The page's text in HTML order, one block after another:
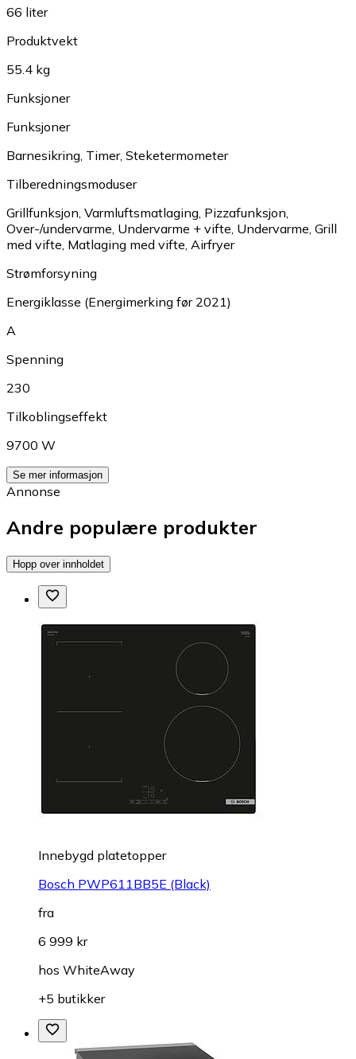
66 liter
Produktvekt
55.4 kg
Funksjoner
Funksjoner
Barnesikring, Timer, Steketermometer
Tilberedningsmoduser
Grillfunksjon, Varmluftsmatlaging, Pizzafunksjon,
Over-/undervarme, Undervarme + vifte, Undervarme, Grill
med vifte, Matlaging med vifte, Airfryer
Strømforsyning
Energiklasse (Energimerking før 2021)
A
Spenning
230
Tilkoblingseffekt
9700 W
Se mer informasjon
Annonse
Andre populære produkter
Hopp over innholdet
Innebygd platetopper
Bosch PWP611BB5E (Black)
fra
6 999 kr
hos WhiteAway
+5 butikker